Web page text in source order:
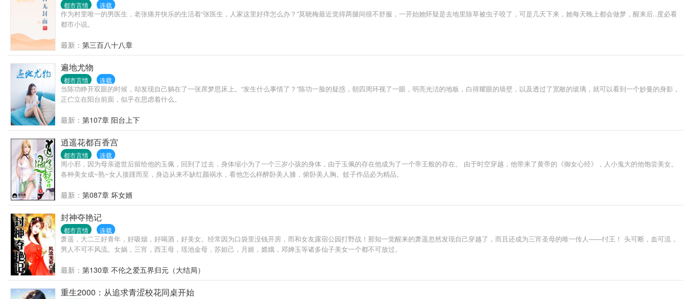
都市言情 连载
作为村里唯一的男医生，老张痛并快乐的生活着“张医生，人家这里好痒怎么办？”莫晓梅最近觉得两腿间很不舒服，一开始她怀疑是去地里除草被虫子咬了，可是几天下来，她每天晚上都会做梦，醒来后..度必看
都市小说。
最新： 第三百八十八章
遍地尤物
都市言情 连载
当陈功睁开双眼的时候，却发现自己躺在了一张席梦思床上。“发生什么事情了？”陈功一脸的疑惑，朝四周环视了一眼，明亮光洁的地板，白得耀眼的墙壁，以及透过了宽敞的玻璃，就可以看到一个妙曼的身影，
正伫立在阳台前面，似乎在思虑着什么。
最新： 第107章 阳台上下
逍遥花都百香宫
都市言情 连载
周小邪，因为母亲逝世后留给他的玉佩，回到了过去，身体缩小为了一个三岁小孩的身体，由于玉佩的存在他成为了一个帝王般的存在。 由于时空穿越，他带来了黄帝的《御女心经》，人小鬼大的他饱尝美女。
各种美女成~熟~女人接踵而至，身边从来不缺红颜祸水，看他怎么样醉卧美人膝，俯卧美人胸。蚊子作品必为精品。
最新： 第087章 坏女婿
封神夺艳记
都市言情 连载
萧遥，大二三好青年，好吸烟，好喝酒，好美女。经常因为口袋里没钱开房，而和女友露宿公园打野战！那知一觉醒来的萧遥忽然发现自己穿越了，而且还成为三宵圣母的唯一传人——纣王！ 头可断，血可流，
男人不可不风流。女娲，三宵，西王母，瑶池金母，苏妲己，月姬，嫦娥，邓婵玉等诸多仙子美女一个都不可放过。
最新： 第130章 不伦之爱五界归元（大结局）
重生2000：从追求青涩校花同桌开始